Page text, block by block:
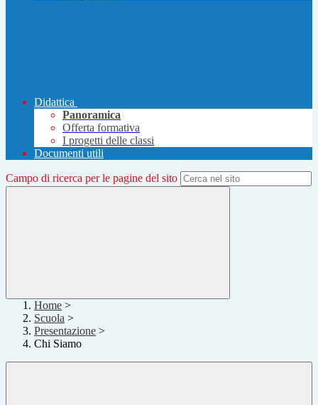
Didattica
Panoramica
Offerta formativa
I progetti delle classi
Documenti utili
Campo di ricerca per le pagine del sito
Home >
Scuola >
Presentazione >
Chi Siamo